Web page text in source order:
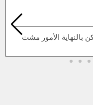
التحديث يكون أسرع